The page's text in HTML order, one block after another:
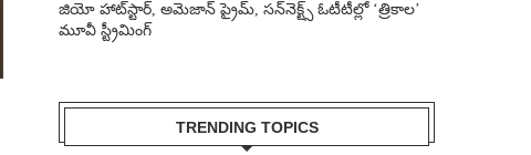
జియో హాట్‌స్టార్, అమెజాన్ ప్రైమ్, సన్‌నెక్ట్స్ ఓటీటీల్లో ‘త్రికాల’
మూవీ స్ట్రీమింగ్
TRENDING TOPICS